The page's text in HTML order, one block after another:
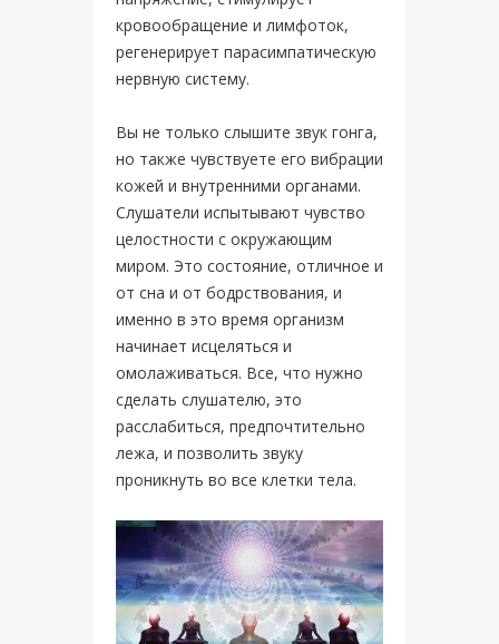
кровообращение и лимфоток,
регенерирует парасимпатическую
нервную систему.
Вы не только слышите звук гонга,
но также чувствуете его вибрации
кожей и внутренними органами.
Слушатели испытывают чувство
целостности с окружающим
миром. Это состояние, отличное и
от сна и от бодрствования, и
именно в это время организм
начинает исцеляться и
омолаживаться. Все, что нужно
сделать слушателю, это
расслабиться, предпочтительно
лежа, и позволить звуку
проникнуть во все клетки тела.